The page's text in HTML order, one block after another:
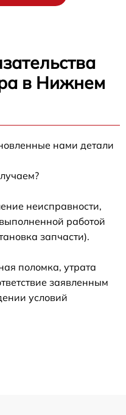
в Нижнем
нами детали
неисправности,
работой
запчасти).
поломка, утрата
заявленным
условий